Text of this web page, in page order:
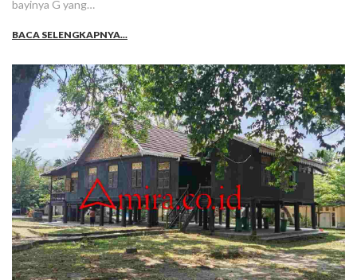
bayinya G yang…
BACA SELENGKAPNYA...